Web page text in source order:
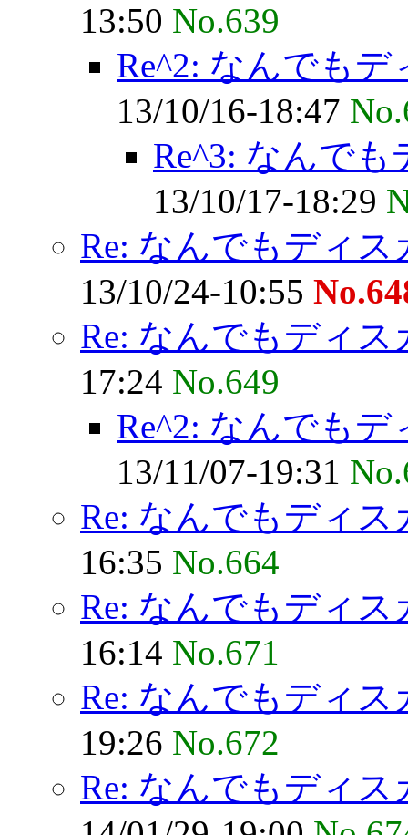
13:50 No.639
Re^2: なんでも
13/10/16-18:47
Re^3: なんで
13/10/17-18:29
Re: なんでもディ
13/10/24-10:55
Re: なんでもディ
17:24 No.649
Re^2: なんでも
13/11/07-19:31
Re: なんでもディ
16:35 No.664
Re: なんでもディ
16:14 No.671
Re: なんでもディ
19:26 No.672
Re: なんでもディ